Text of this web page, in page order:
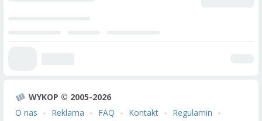
WYKOP © 2005-2026
O nas
Reklama FAQ Kontakt
Regulamin